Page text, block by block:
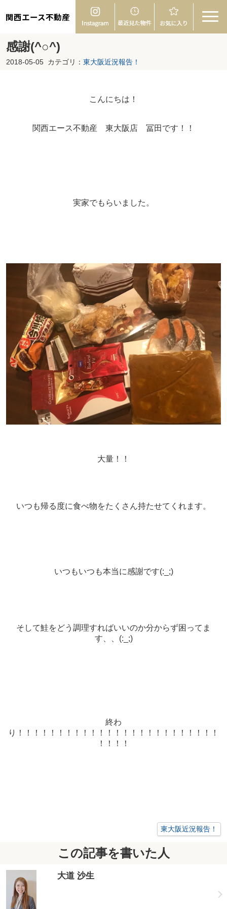
関西エース不動産
感謝(^○^)
2018-05-05 カテゴリ： 東大阪近況報告！
こんにちは！
関西エース不動産 東大阪店 冨田です！！
実家でもらいました。
大量！！
いつも帰る度に食べ物をたくさん持たせてくれます。
いつもいつも本当に感謝です(:_;)
そして鮭をどう調理すればいいのか分からず困ってま
す、、(:_;)
終わ
り！！！！！！！！！！！！！！！！！！！！！！！！！
！！！！
東大阪近況報告！
この記事を書いた人
大道 沙生